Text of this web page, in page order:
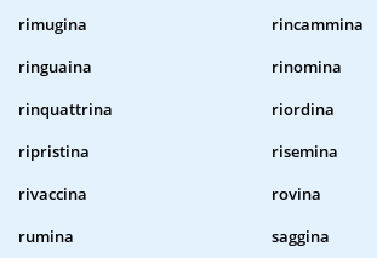
rimugina
rincammina
ringuaina
rinomina
rinquattrina
riordina
ripristina
risemina
rivaccina
rovina
rumina
saggina